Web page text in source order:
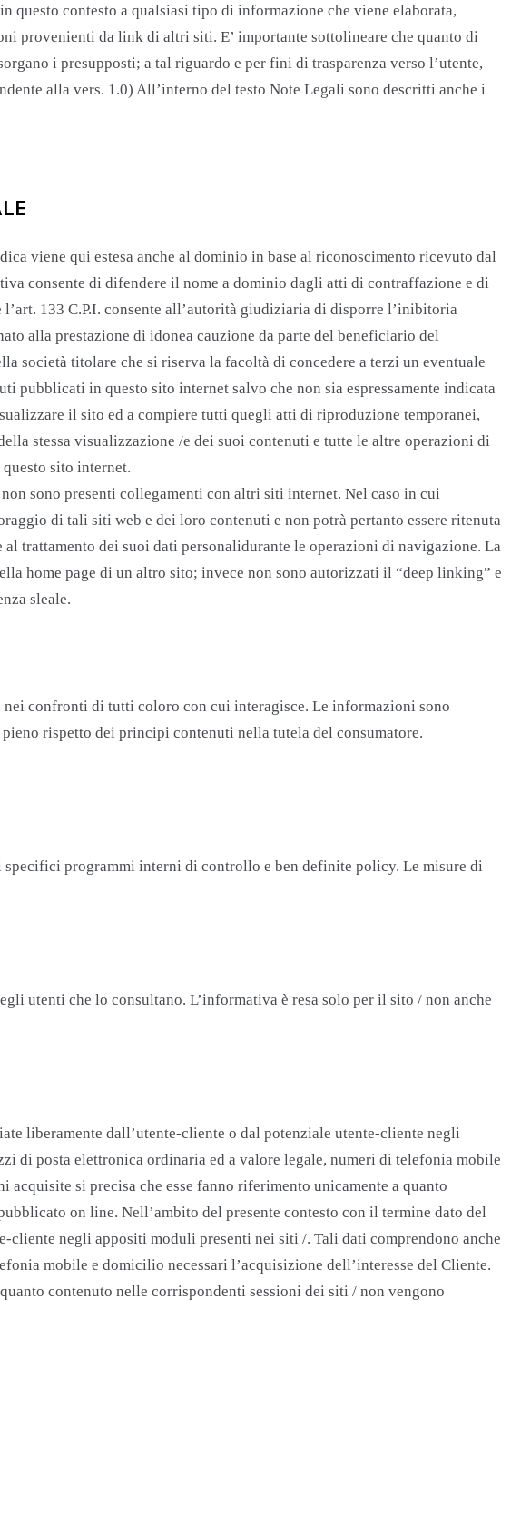
contesto a qualsiasi tipo di informazione che viene elaborata,
provenienti da link di altri siti. E’ importante sottolineare che quanto di
i presupposti; a tal riguardo e per fini di trasparenza verso l’utente,
alla vers. 1.0) All’interno del testo Note Legali sono descritti anche i
viene qui estesa anche al dominio in base al riconoscimento ricevuto dal
consente di difendere il nome a dominio dagli atti di contraffazione e di
133 C.P.I. consente all’autorità giudiziaria di disporre l’inibitoria
alla prestazione di idonea cauzione da parte del beneficiario del
società titolare che si riserva la facoltà di concedere a terzi un eventuale
pubblicati in questo sito internet salvo che non sia espressamente indicata
il sito ed a compiere tutti quegli atti di riproduzione temporanei,
stessa visualizzazione /e dei suoi contenuti e tutte le altre operazioni di
sito internet.
sono presenti collegamenti con altri siti internet. Nel caso in cui
di tali siti web e dei loro contenuti e non potrà pertanto essere ritenuta
trattamento dei suoi dati personalidurante le operazioni di navigazione. La
home page di un altro sito; invece non sono autorizzati il “deep linking” e
sleale.
nei confronti di tutti coloro con cui interagisce. Le informazioni sono
rispetto dei principi contenuti nella tutela del consumatore.
specifici programmi interni di controllo e ben definite policy. Le misure di
utenti che lo consultano. L’informativa è resa solo per il sito / non anche
liberamente dall’utente-cliente o dal potenziale utente-cliente negli
di posta elettronica ordinaria ed a valore legale, numeri di telefonia mobile
si precisa che esse fanno riferimento unicamente a quanto
on line. Nell’ambito del presente contesto con il termine dato del
negli appositi moduli presenti nei siti /. Tali dati comprendono anche
mobile e domicilio necessari l’acquisizione dell’interesse del Cliente.
contenuto nelle corrispondenti sessioni dei siti / non vengono